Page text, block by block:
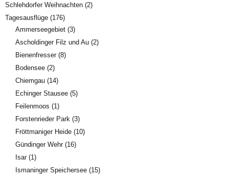
Schlehdorfer Weihnachten (2)
Tagesausflüge (176)
Ammerseegebiet (3)
Ascholdinger Filz und Au (2)
Bienenfresser(8)
Bodensee (2)
Chiemgau (14)
Echinger Stausee (5)
Feilenmoos (1)
Forstenrieder Park (3)
Fröttmaniger Heide (10)
Gündinger Wehr(16)
Isar(1)
Ismaninger Speichersee (15)